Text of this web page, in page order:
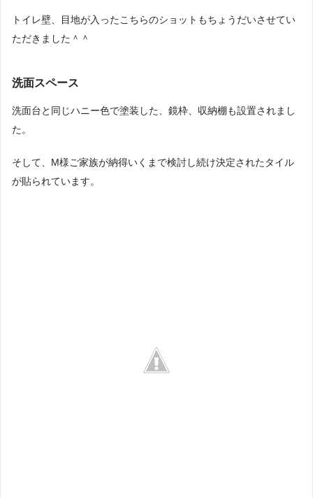
トイレ壁、目地が入ったこちらのショットもちょうだいさせてい
ただきました＾＾
洗面スペース
洗面台と同じハニー色で塗装した、鏡枠、収納棚も設置されまし
た。
そして、M様ご家族が納得いくまで検討し続け決定されたタイル
が貼られています。